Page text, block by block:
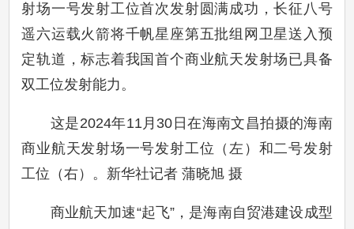
射场一号发射工位首次发射圆满成功，长征八号
遥六运载火箭将千帆星座第五批组网卫星送入预
定轨道，标志着我国首个商业航天发射场已具备
双工位发射能力。
这是2024年11月30日在海南文昌拍摄的海南
商业航天发射场一号发射工位（左）和二号发射
工位（右）。新华社记者 蒲晓旭 摄
商业航天加速“起飞”，是海南自贸港建设成型